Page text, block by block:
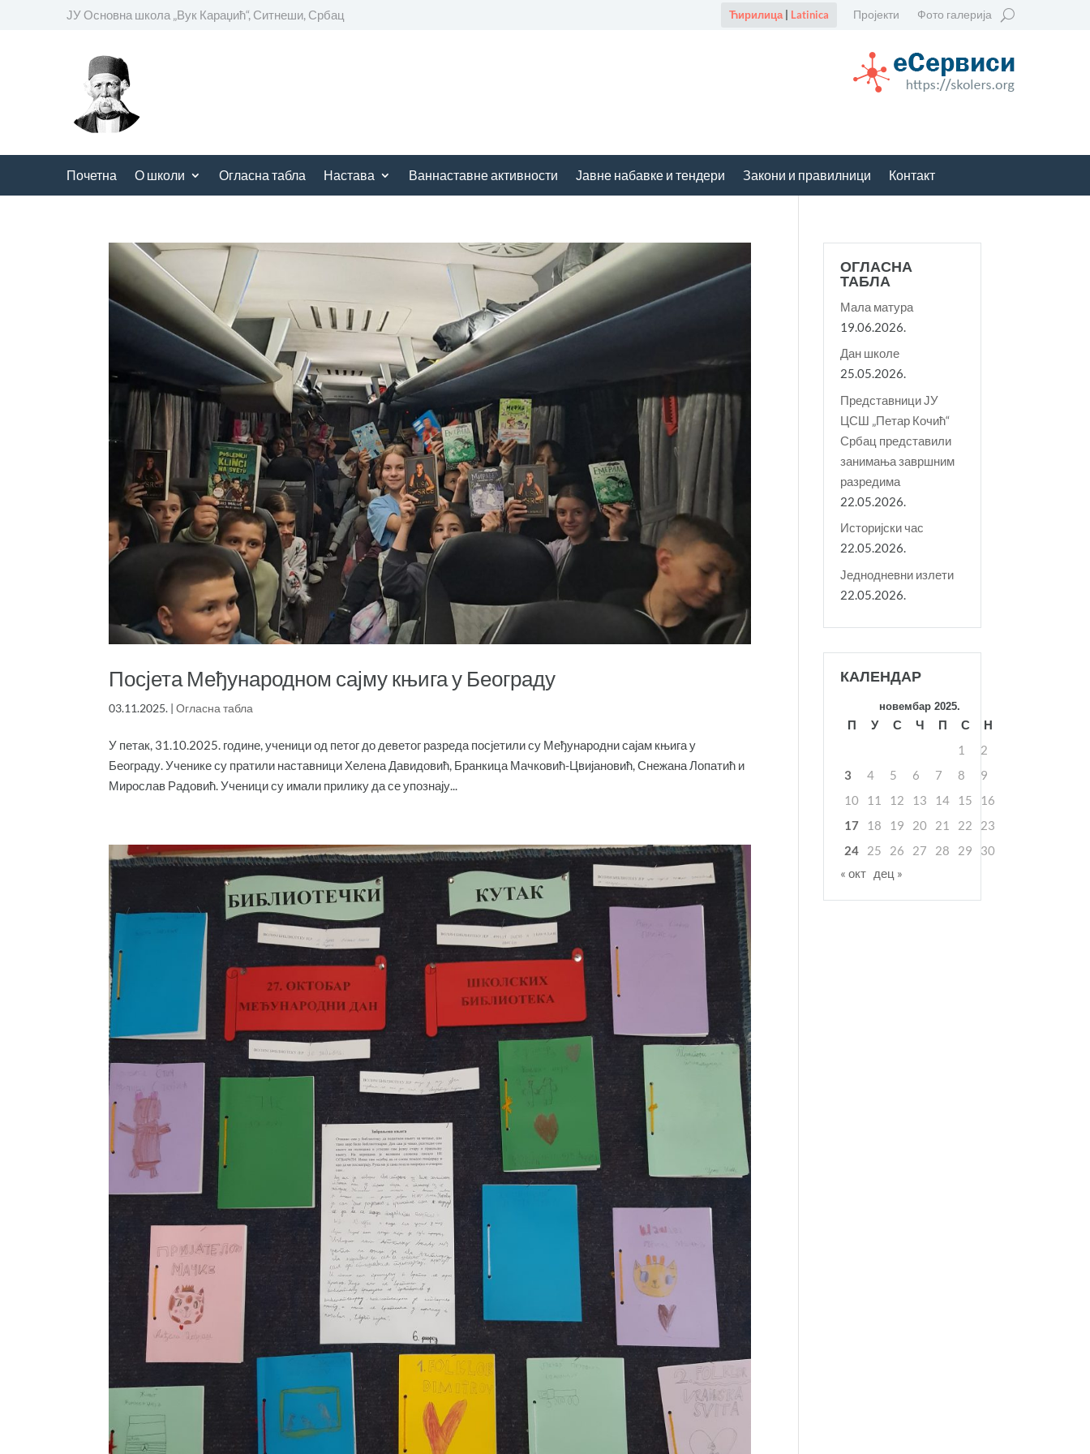
ЈУ Основна школа „Вук Караџић“, Ситнеши, Србац Пројекти Фото галерија
Ћирилица| Latinica
Почетна О школи Огласна табла Настава Ваннаставне активности Јавне набавке и тендери Закони и правилници Контакт
Посјета Међународном сајму књига у Београду
03.11.2025. |Огласна табла
У петак, 31.10.2025. године, ученици од петог до деветог разреда посјетили су Међународни сајам књига у
Београду. Ученике су пратили наставници Хелена Давидовић, Бранкица Мачковић-Цвијановић, Снежана Лопатић и
Мирослав Радовић. Ученици су имали прилику да се упознају...
ОГЛАСНА
ТАБЛА
Мала матура
19.06.2026.
Дан школе
25.05.2026.
Представници ЈУ
ЦСШ „Петар Кочић“
Србац представили
занимања завршним
разредима
22.05.2026.
Историјски час
22.05.2026.
Једнодневни излети
22.05.2026.
КАЛЕНДАР
новембар 2025.
П У С Ч П С
Н
1
2
3
4 5 6 7 8
9
10
11 12 13 14 15
16
17
18 19 20 21 22
23
24
25 26 27 28 29
30
« окт дец »